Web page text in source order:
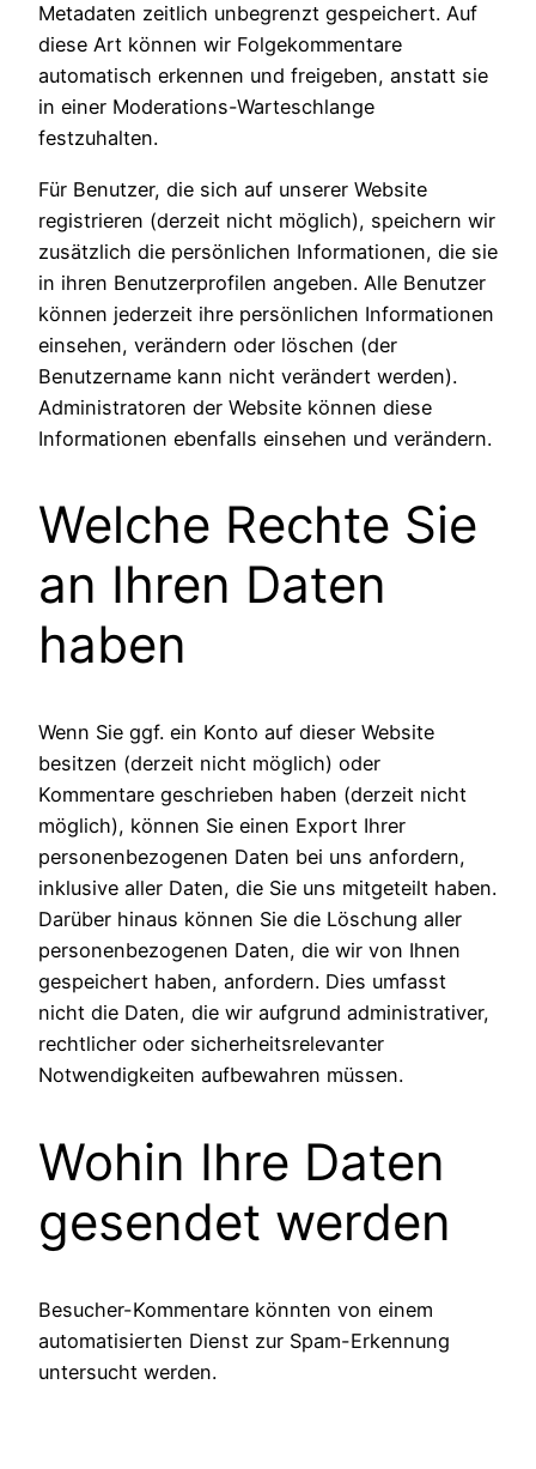
Metadaten zeitlich unbegrenzt gespeichert. Auf
diese Art können wir Folgekommentare
automatisch erkennen und freigeben, anstatt sie
in einer Moderations-Warteschlange
festzuhalten.
Für Benutzer, die sich auf unserer Website
registrieren (derzeit nicht möglich), speichern wir
zusätzlich die persönlichen Informationen, die sie
in ihren Benutzerprofilen angeben. Alle Benutzer
können jederzeit ihre persönlichen Informationen
einsehen, verändern oder löschen (der
Benutzername kann nicht verändert werden).
Administratoren der Website können diese
Informationen ebenfalls einsehen und verändern.
Welche Rechte Sie
an Ihren Daten
haben
Wenn Sie ggf. ein Konto auf dieser Website
besitzen (derzeit nicht möglich) oder
Kommentare geschrieben haben (derzeit nicht
möglich), können Sie einen Export Ihrer
personenbezogenen Daten bei uns anfordern,
inklusive aller Daten, die Sie uns mitgeteilt haben.
Darüber hinaus können Sie die Löschung aller
personenbezogenen Daten, die wir von Ihnen
gespeichert haben, anfordern. Dies umfasst
nicht die Daten, die wir aufgrund administrativer,
rechtlicher oder sicherheitsrelevanter
Notwendigkeiten aufbewahren müssen.
Wohin Ihre Daten
gesendet werden
Besucher-Kommentare könnten von einem
automatisierten Dienst zur Spam-Erkennung
untersucht werden.